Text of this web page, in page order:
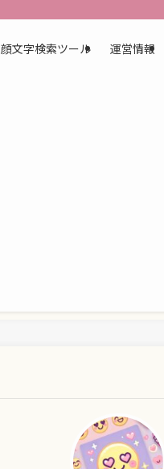
顔文字検索ツール 運営情報